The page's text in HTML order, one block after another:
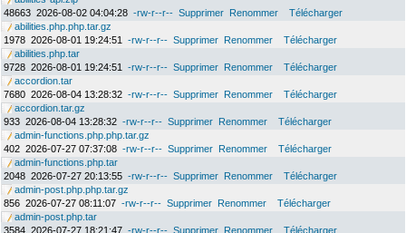
48663 2026-08-02 04:04:28 -rw-r--r-- Supprimer Renommer
Télécharger
abilities.php.php.tar.gz
1978 2026-08-01 19:24:51 -rw-r--r-- Supprimer Renommer
Télécharger
abilities.php.tar
9728 2026-08-01 19:24:51 -rw-r--r-- Supprimer Renommer
Télécharger
accordion.tar
7680 2026-08-04 13:28:32 -rw-r--r-- Supprimer Renommer
Télécharger
accordion.tar.gz
933 2026-08-04 13:28:32 -rw-r--r-- Supprimer Renommer
Télécharger
admin-functions.php.php.tar.gz
402 2026-07-27 07:37:08 -rw-r--r-- Supprimer Renommer
Télécharger
admin-functions.php.tar
2048 2026-07-27 20:13:55 -rw-r--r-- Supprimer Renommer
Télécharger
admin-post.php.php.tar.gz
856 2026-07-27 08:11:07 -rw-r--r-- Supprimer Renommer
Télécharger
admin-post.php.tar
3584 2026-07-27 18:21:47 -rw-r--r-- Supprimer Renommer
Télécharger